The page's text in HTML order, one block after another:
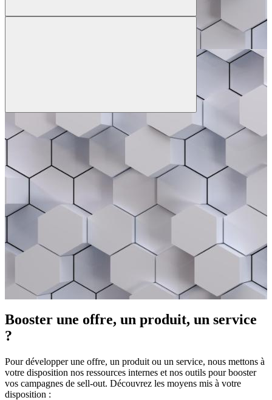
Booster une offre, un produit, un service
?
Pour développer une offre, un produit ou un service, nous mettons à
votre disposition nos ressources internes et nos outils pour booster
vos campagnes de sell-out. Découvrez les moyens mis à votre
disposition :